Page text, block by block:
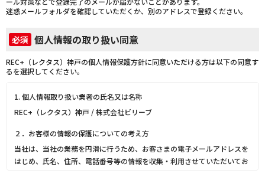
迷惑メールフォルダを確認していただくか、別のアドレスで登録ください。
必須 個人情報の取り扱い同意
REC+（レクタス）神戸の個人情報保護方針に同意いただける方は以下の同意す
るを選択してください。
1. 個人情報取り扱い業者の氏名又は名称
REC+（レクタス）神戸 / 株式会社ビリーブ
２．お客様の情報の保護についての考え方
当社は、当社の業務を円滑に行うため、お客さまの電子メールアドレスを
はじめ、氏名、住所、電話番号等の情報を収集・利用させていただいてお